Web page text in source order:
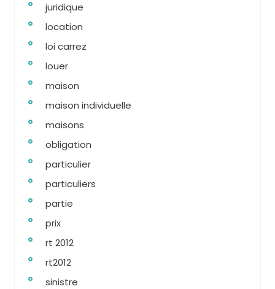
juridique
location
loi carrez
louer
maison
maison individuelle
maisons
obligation
particulier
particuliers
partie
prix
rt 2012
rt2012
sinistre